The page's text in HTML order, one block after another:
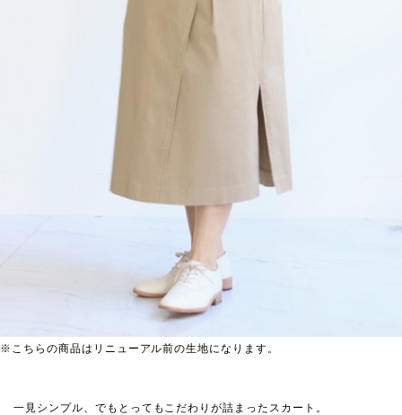
※こちらの商品はリニューアル前の生地になります。
一見シンプル、でもとってもこだわりが詰まったスカート。